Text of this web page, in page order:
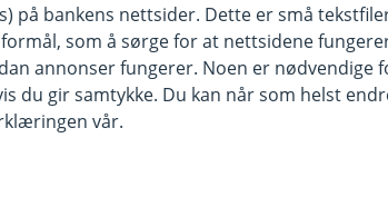
svar på alle spørsmål, til alle
eies i sin helhet av nettopp lokale
milliarder kroner i forretningskapital
på bankens nettsider. Dette er små
som å sørge for at nettsidene
annonser fungerer. Noen er nødvendige
du gir samtykke. Du kan når som helst
vår.